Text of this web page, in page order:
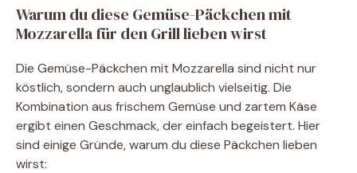
y
V
i
Warum du diese Gemüse-Päckchen mit
Mozzarella für den Grill lieben wirst
Die Gemüse-Päckchen mit Mozzarella sind nicht nur
köstlich, sondern auch unglaublich vielseitig. Die
Kombination aus frischem Gemüse und zartem Käse
ergibt einen Geschmack, der einfach begeistert. Hier
sind einige Gründe, warum du diese Päckchen lieben
wirst: